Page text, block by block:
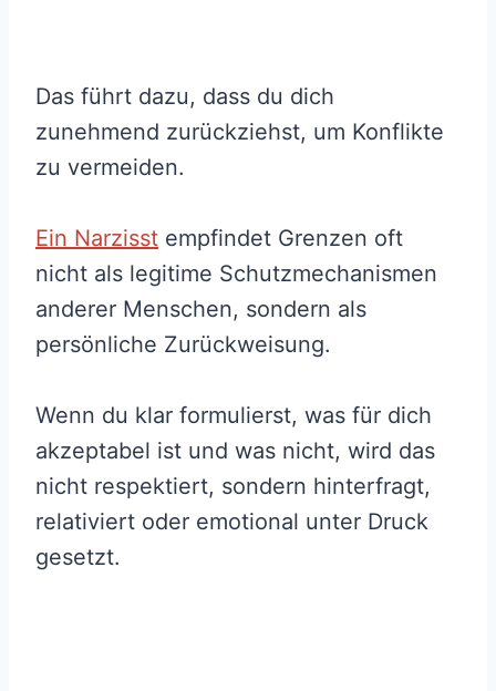
Das führt dazu, dass du dich
zunehmend zurückziehst, um Konflikte
zu vermeiden.
Ein Narzisst empfindet Grenzen oft
nicht als legitime Schutzmechanismen
anderer Menschen, sondern als
persönliche Zurückweisung.
Wenn du klar formulierst, was für dich
akzeptabel ist und was nicht, wird das
nicht respektiert, sondern hinterfragt,
relativiert oder emotional unter Druck
gesetzt.